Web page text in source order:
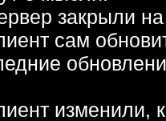
закрыли
сам
изменили,